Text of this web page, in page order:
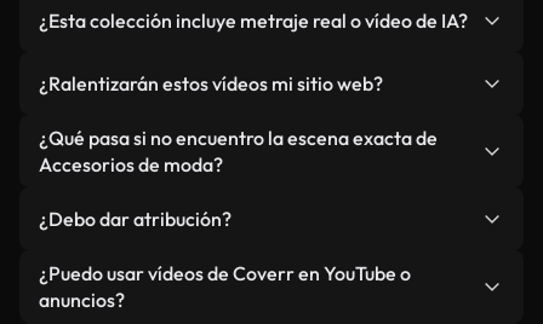
¿Esta colección incluye metraje real o vídeo de IA?
relacionado con Accesorios de moda y vídeos
generados por IA. Todo está claramente
etiquetado.
¿Ralentizarán estos vídeos mi sitio web?
No si selecciona nuestras versiones optimizadas
para web, diseñadas específicamente para uso de
métricas como LCP.
¿Qué pasa si no encuentro la escena exacta de
Accesorios de moda?
Studio. Describe la escena, como "Accesorios de
moda al atardecer", y la IA la generará en
segundos conforme a nuestros estándares.
¿Debo dar atribución?
No es necesario. Todos los vídeos en nuestra
biblioteca son royalty-free, aunque siempre se
¿Puedo usar vídeos de Coverr en YouTube o
anuncios?